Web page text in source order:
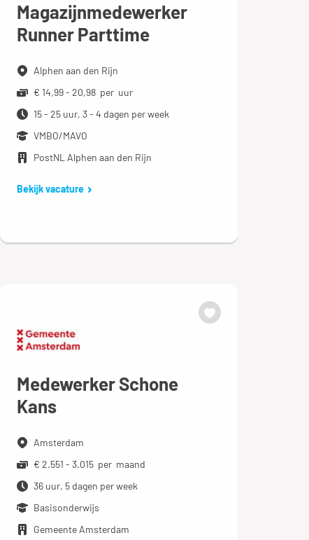
Magazijnmedewerker
Runner Parttime
Alphen aan den Rijn
€ 14,99 - 20,98 per uur
15 - 25 uur, 3 - 4 dagen per week
VMBO/MAVO
PostNL Alphen aan den Rijn
Bekijk vacature
Medewerker Schone
Kans
Amsterdam
€ 2.551 - 3.015 per maand
36 uur, 5 dagen per week
Basisonderwijs
Gemeente Amsterdam